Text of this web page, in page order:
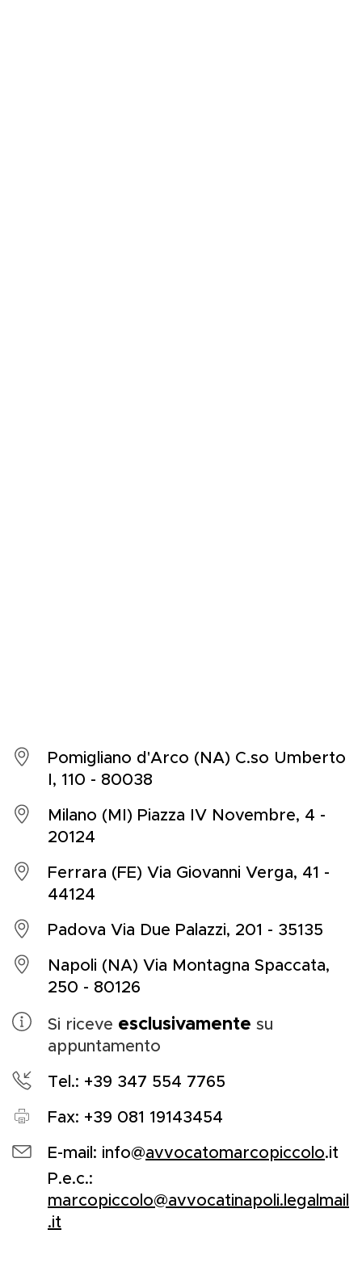
Pomigliano d'Arco (NA) C.so Umberto
I, 110 - 80038
Milano (MI) Piazza IV Novembre, 4 -
20124
Ferrara (FE) Via Giovanni Verga, 41 -
44124
Padova Via Due Palazzi, 201 - 35135
Napoli (NA) Via Montagna Spaccata,
250 - 80126
Si riceve esclusivamente su
appuntamento
Tel.: +39 347 554 7765
Fax: +39 081 19143454
E-mail: info@avvocatomarcopiccolo.it
P.e.c.:
marcopiccolo@avvocatinapoli.legalmail
.it